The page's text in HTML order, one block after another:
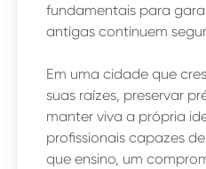
fundamentais para
antigas continuem
Em uma cidade que
suas raízes, preservar
manter viva a própria
profissionais capazes
que ensino, um